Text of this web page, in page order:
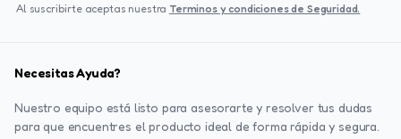
Al suscribirte aceptas nuestra Terminos y condiciones de Seguridad.
Necesitas Ayuda?
Nuestro equipo está listo para asesorarte y resolver tus dudas
para que encuentres el producto ideal de forma rápida y segura.